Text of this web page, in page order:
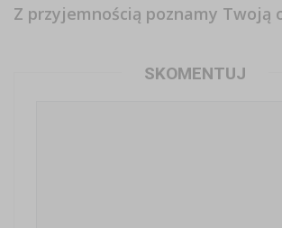
Z przyjemnością poznamy Twoją
SKOMENTUJ